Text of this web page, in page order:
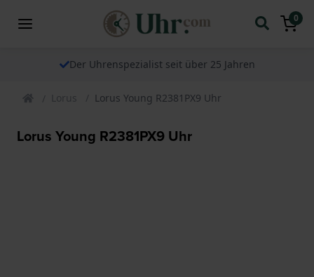
0
Der Uhrenspezialist seit über 25 Jahren
Lorus Lorus Young R2381PX9 Uhr
Lorus Young R2381PX9 Uhr